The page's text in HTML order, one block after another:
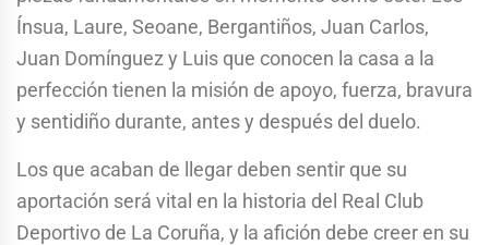
Ínsua, Laure, Seoane, Bergantiños, Juan Carlos,
Juan Domínguez y Luis que conocen la casa a la
perfección tienen la misión de apoyo, fuerza, bravura
y sentidiño durante, antes y después del duelo.
Los que acaban de llegar deben sentir que su
aportación será vital en la historia del Real Club
Deportivo de La Coruña, y la afición debe creer en su